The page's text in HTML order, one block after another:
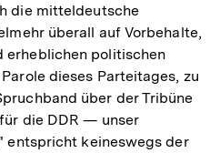
die mitteldeutsche
überall auf Vorbehalte,
erheblichen politischen
dieses Parteitages, zu
über der Tribüne
die DDR — unser
entspricht keineswegs der